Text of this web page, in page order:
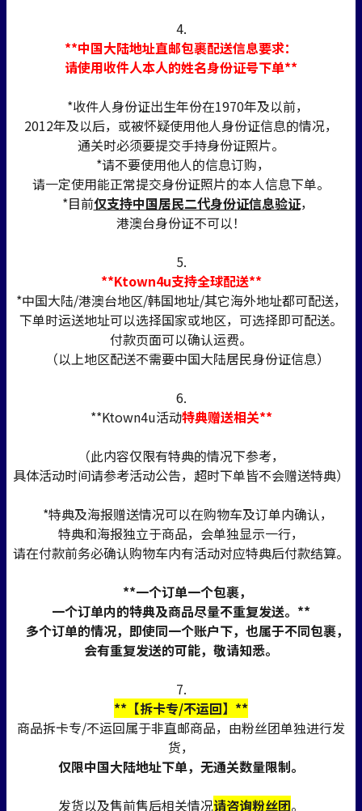
4.
**中国大陆地址直邮包裹配送信息要求：
请使用收件人本人的姓名身份证号下单**
*收件人身份证出生年份在1970年及以前，
2012年及以后，或被怀疑使用他人身份证信息的情况，
通关时必须要提交手持身份证照片。
*请不要使用他人的信息订购，
请一定使用能正常提交身份证照片的本人信息下单。
*目前仅支持中国居民二代身份证信息验证，
港澳台身份证不可以！
5.
**Ktown4u支持全球配送**
*中国大陆/港澳台地区/韩国地址/其它海外地址都可配送，
下单时运送地址可以选择国家或地区，可选择即可配送。
付款页面可以确认运费。
（以上地区配送不需要中国大陆居民身份证信息）
6.
**Ktown4u活动特典赠送相关**
（此内容仅限有特典的情况下参考，
具体活动时间请参考活动公告，超时下单皆不会赠送特典）
*特典及海报赠送情况可以在购物车及订单内确认，
特典和海报独立于商品，会单独显示一行，
请在付款前务必确认购物车内有活动对应特典后付款结算。
**一个订单一个包裹，
一个订单内的特典及商品尽量不重复发送。**
多个订单的情况，即使同一个账户下，也属于不同包裹，
会有重复发送的可能，敬请知悉。
7.
**【拆卡专/不运回】**
商品拆卡专/不运回属于非直邮商品，由粉丝团单独进行发
货，
仅限中国大陆地址下单，无通关数量限制。
发货以及售前售后相关情况请咨询粉丝团。